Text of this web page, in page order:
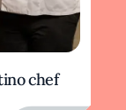
chef